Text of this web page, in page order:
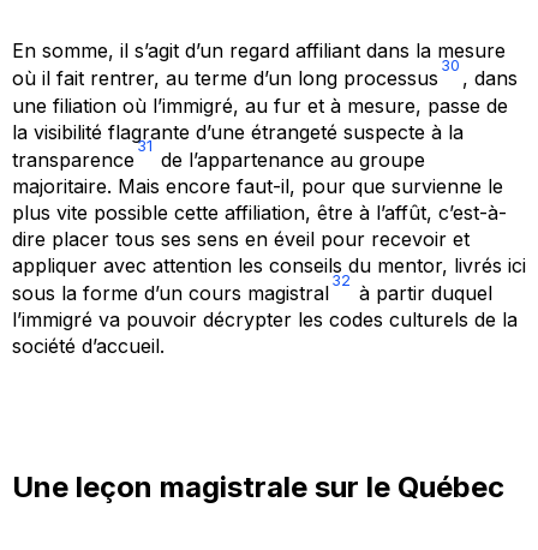
En somme, il s’agit d’un regard affiliant dans la mesure
où il fait rentrer, au terme d’un long processus
30
, dans
une filiation où l’immigré, au fur et à mesure, passe de
la visibilité flagrante d’une étrangeté suspecte à la
transparence
31
de l’appartenance au groupe
majoritaire. Mais encore faut-il, pour que survienne le
plus vite possible cette affiliation, être à l’affût, c’est-à-
dire placer tous ses sens en éveil pour recevoir et
appliquer avec attention les conseils du mentor, livrés ici
sous la forme d’un cours magistral
32
à partir duquel
l’immigré va pouvoir décrypter les codes culturels de la
société d’accueil.
Une leçon magistrale sur le Québec